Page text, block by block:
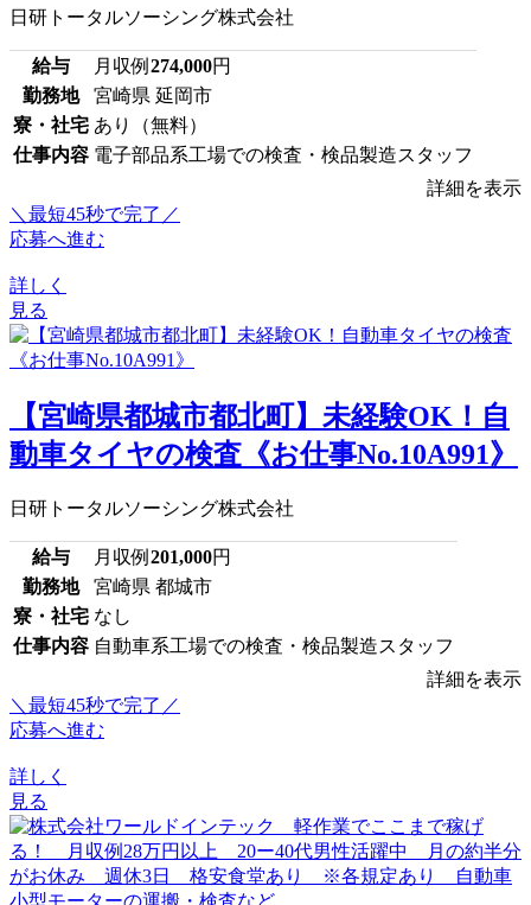
日研トータルソーシング株式会社
給与 月収例 274,000円
勤務地
宮崎県 延岡市
寮・社宅 あり（無料）
仕事内容 電子部品系工場での検査・検品製造スタッフ
詳細を表示
＼最短45秒で完了／
応募へ進む
詳しく
見る
【宮崎県都城市都北町】未経験OK！自
動車タイヤの検査《お仕事No.10A991》
日研トータルソーシング株式会社
給与 月収例 201,000円
勤務地
宮崎県 都城市
寮・社宅 なし
仕事内容 自動車系工場での検査・検品製造スタッフ
詳細を表示
＼最短45秒で完了／
応募へ進む
詳しく
見る